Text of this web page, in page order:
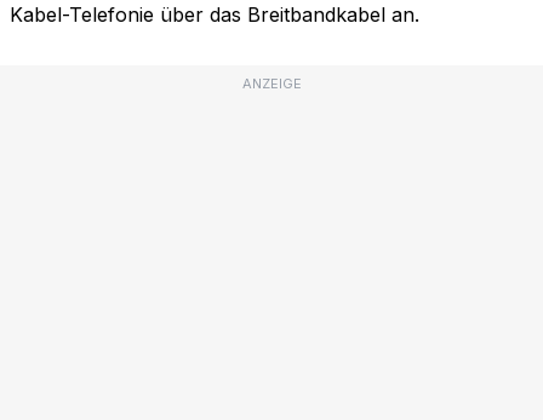
Kabel-Telefonie über das Breitbandkabel an.
ANZEIGE